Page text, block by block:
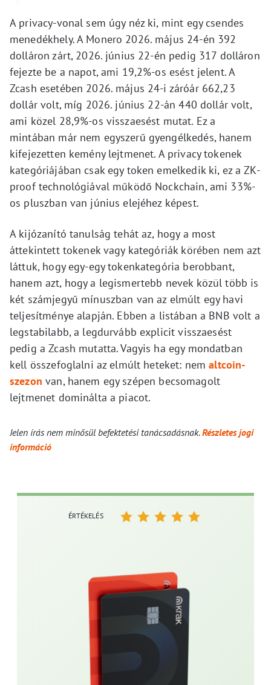
A privacy-vonal sem úgy néz ki, mint egy csendes
menedékhely. A Monero 2026. május 24-én 392
dolláron zárt, 2026. június 22-én pedig 317 dolláron
fejezte be a napot, ami 19,2%-os esést jelent. A
Zcash esetében 2026. május 24-i záróár 662,23
dollár volt, míg 2026. június 22-án 440 dollár volt,
ami közel 28,9%-os visszaesést mutat. Ez a
mintában már nem egyszerű gyengélkedés, hanem
kifejezetten kemény lejtmenet. A privacy tokenek
kategóriájában csak egy token emelkedik ki, ez a ZK-
proof technológiával működő Nockchain, ami 33%-
os pluszban van június elejéhez képest.
A kijózanító tanulság tehát az, hogy a most
áttekintett tokenek vagy kategóriák körében nem azt
láttuk, hogy egy-egy tokenkategória berobbant,
hanem azt, hogy a legismertebb nevek közül több is
két számjegyű mínuszban van az elmúlt egy havi
teljesítménye alapján. Ebben a listában a BNB volt a
legstabilabb, a legdurvább explicit visszaesést
pedig a Zcash mutatta. Vagyis ha egy mondatban
kell összefoglalni az elmúlt heteket: nemaltcoin-
szezon van, hanem egy szépen becsomagolt
lejtmenet dominálta a piacot.
Jelen írás nem minősül befektetési tanácsadásnak.Részletes jogi
információ
ÉRTÉKELÉS